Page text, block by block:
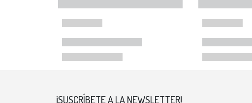
¡SUSCRÍBETE A LA NEWSLETTER!